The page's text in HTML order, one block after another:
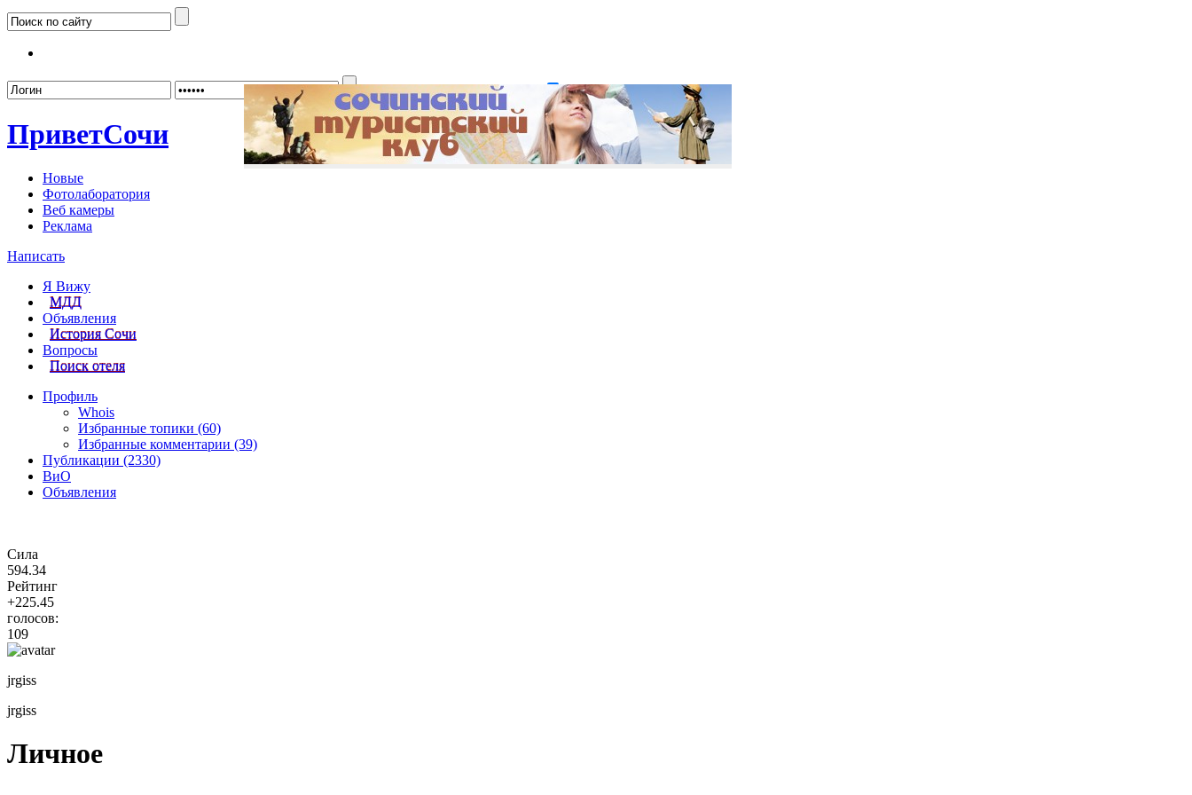
Забыли пароль? Регистрация
ПриветСочи
Новые
Фотолаборатория
Веб камеры
Реклама
Написать
Я Вижу
МДД
Объявления
История Сочи
Вопросы
Поиск отеля
Профиль
Whois
Избранные топики (60)
Избранные комментарии (39)
Публикации (2330)
ВиО
Объявления
Сила
594.34
Рейтинг
+225.45
голосов:
109
jrgiss
jrgiss
Личное